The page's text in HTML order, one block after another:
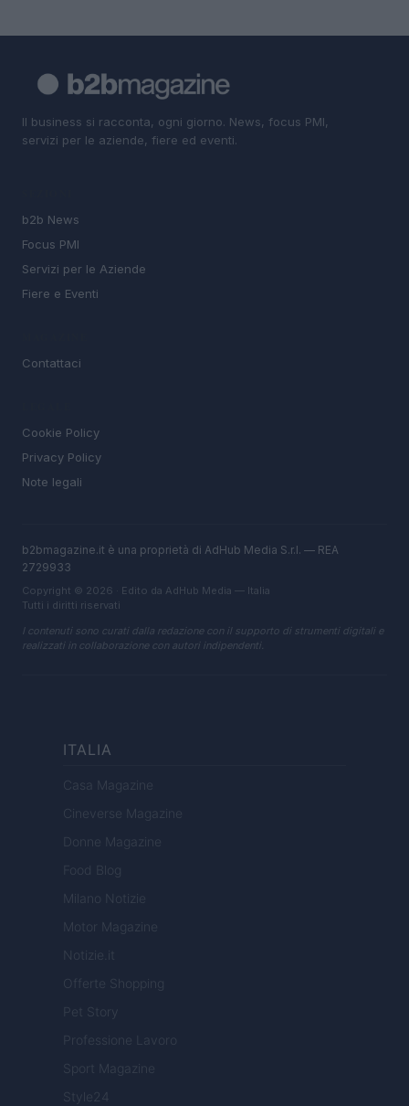
Il business si racconta, ogni giorno. News, focus PMI,
servizi per le aziende, fiere ed eventi.
b2b News
Focus PMI
Servizi per le Aziende
Fiere e Eventi
Contattaci
Cookie Policy
Privacy Policy
Note legali
b2bmagazine.it è una proprietà di AdHub Media S.r.l. — REA
2729933
Copyright © 2026 · Edito da AdHub Media — Italia
Tutti i diritti riservati
I contenuti sono curati dalla redazione con il supporto di strumenti digitali e
realizzati in collaborazione con autori indipendenti.
ITALIA
Casa Magazine
Cineverse Magazine
Donne Magazine
Food Blog
Milano Notizie
Motor Magazine
Notizie.it
Offerte Shopping
Pet Story
Professione Lavoro
Sport Magazine
Style24